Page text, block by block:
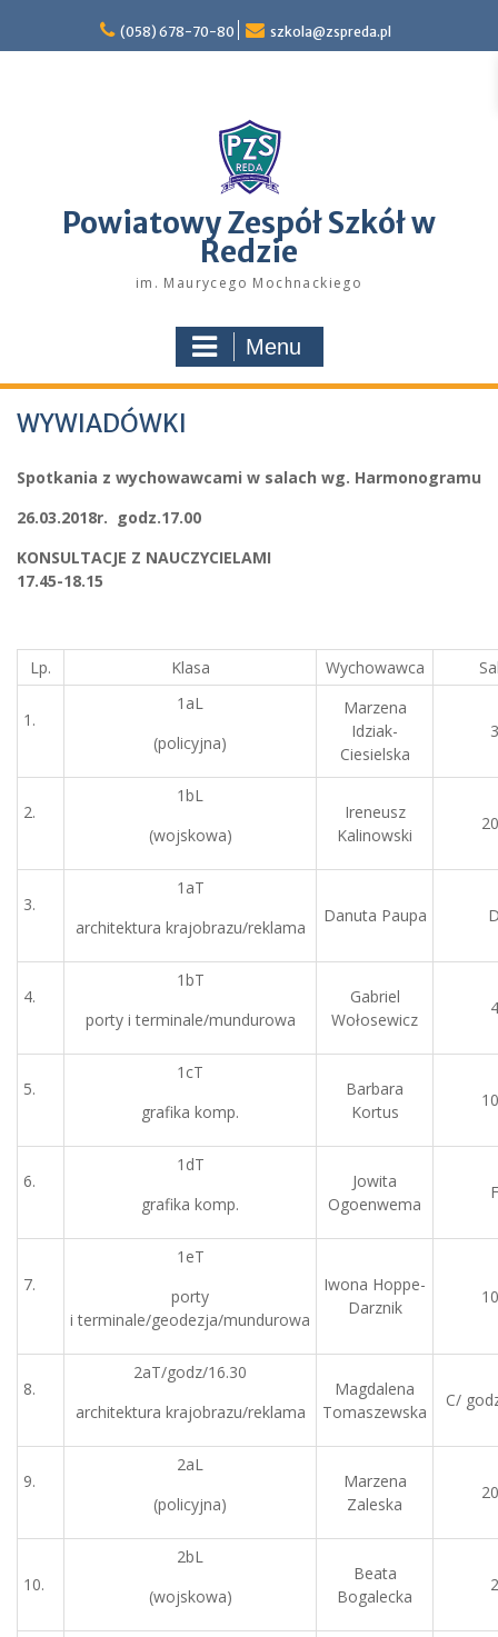
content
(058) 678-70-80 szkola@zspreda.pl
Powiatowy Zespół Szkół w
Redzie
im. Maurycego Mochnackiego
Menu
WYWIADÓWKI
Spotkania z wychowawcami w salach wg. Harmonogramu
26.03.2018r. godz.17.00
KONSULTACJE Z NAUCZYCIELAMI
17.45-18.15
Lp. Klasa Wychowawca
1.
1aL
(policyjna)
Marzena
Idziak-
Ciesielska
3
2.
1bL
(wojskowa)
Ireneusz
Kalinowski
3.
1aT
architektura krajobrazu/reklama
Danuta Paupa
4.
1bT
porty i terminale/mundurowa
Gabriel
Wołosewicz
4
5.
1cT
grafika komp.
Barbara
Kortus
6.
1dT
grafika komp.
Jowita
Ogoenwema
F
7.
1eT
porty
i terminale/geodezja/mundurowa
Iwona Hoppe-
Darznik
8.
2aT/godz/16.30
architektura krajobrazu/reklama
Magdalena
Tomaszewska
C/
9.
2aL
(policyjna)
Marzena
Zaleska
10.
2bL
(wojskowa)
Beata
Bogalecka
2